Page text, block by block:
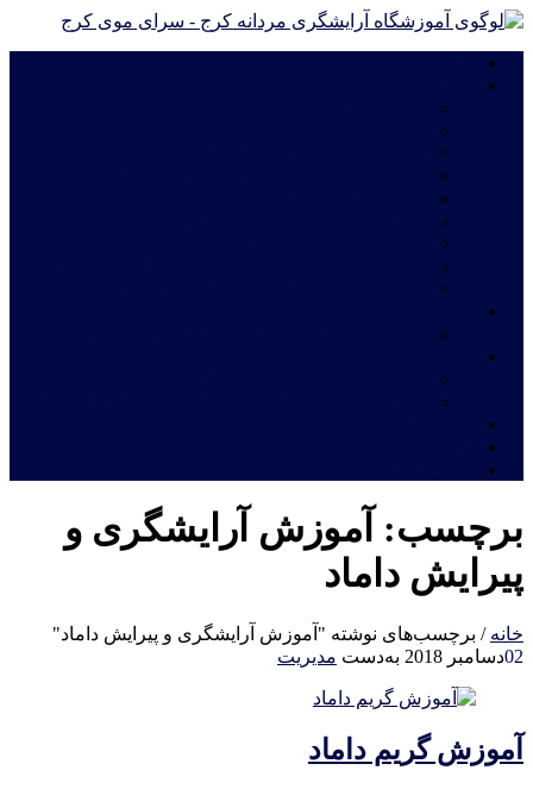
برچسب: آموزش آرایشگری و
پیرایش داماد
خانه / برچسب‌های نوشته "آموزش آرایشگری و پیرایش داماد"
02دسامبر 2018 به‌دست مدیریت
آموزش گریم داماد